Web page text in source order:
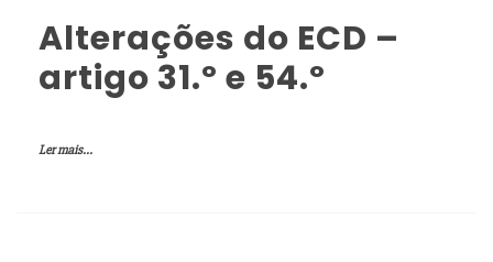
Alterações do ECD –
artigo 31.º e 54.º
Ler mais...